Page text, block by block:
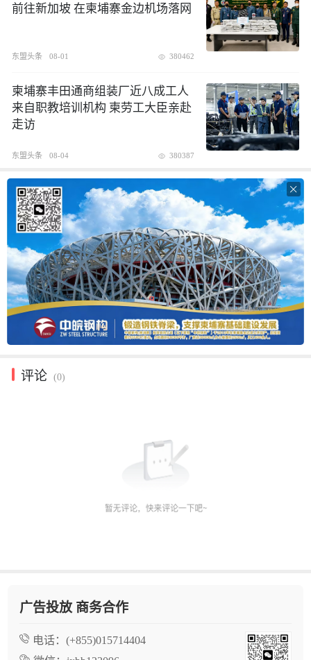
前往新加坡 在柬埔寨金边机场落网
东盟头条 08-01 380462
柬埔寨丰田通商组装厂近八成工人
来自职教培训机构 柬劳工大臣亲赴
走访
东盟头条 08-04 380387

评论 (0)
广告投放 商务合作
电话： (+855)015714404